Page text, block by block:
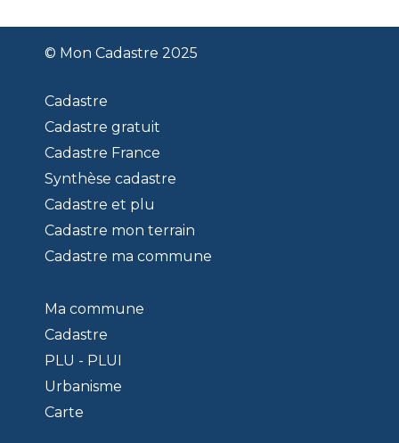
© Mon Cadastre 2025
Cadastre
Cadastre gratuit
Cadastre France
Synthèse cadastre
Cadastre et plu
Cadastre mon terrain
Cadastre ma commune
Ma commune
Cadastre
PLU - PLUI
Urbanisme
Carte